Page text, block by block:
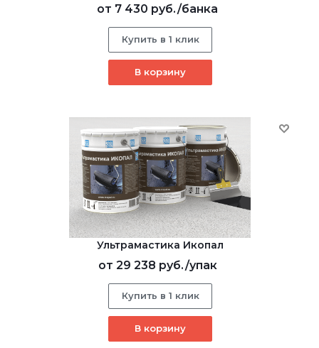
от 7 430 руб./банка
Купить в 1 клик
В корзину
Ультрамастика Икопал
от 29 238 руб./упак
Купить в 1 клик
В корзину